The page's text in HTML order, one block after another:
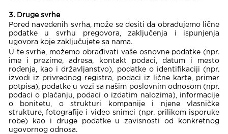
3. Druge svrhe
Pored navedenih svrha, može se desiti da obrađujemo lične
podatke u svrhu pregovora, zaključenja i ispunjenja
ugovora koje zaključujete sa nama.
U te svrhe, možemo obrađivati vaše osnovne podatke (npr.
ime i prezime, adresa, kontakt podaci, datum i mesto
rođenja, kao i državljanstvo), podatke o identifikaciji (npr.
izvodi iz privrednog registra, podaci iz lične karte, primer
potpisa), podatke u vezi sa našim poslovnim odnosom (npr.
podaci o plaćanju, podaci o izdatim nalozima), informacije
o bonitetu, o strukturi kompanije i njene vlasničke
strukture, fotografije i video snimci (npr. prilikom isporuke
robe) kao i druge podatke u zavisnosti od konkretnog
ugovornog odnosa.